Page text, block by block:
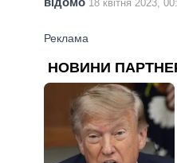
18 квітня 2023,